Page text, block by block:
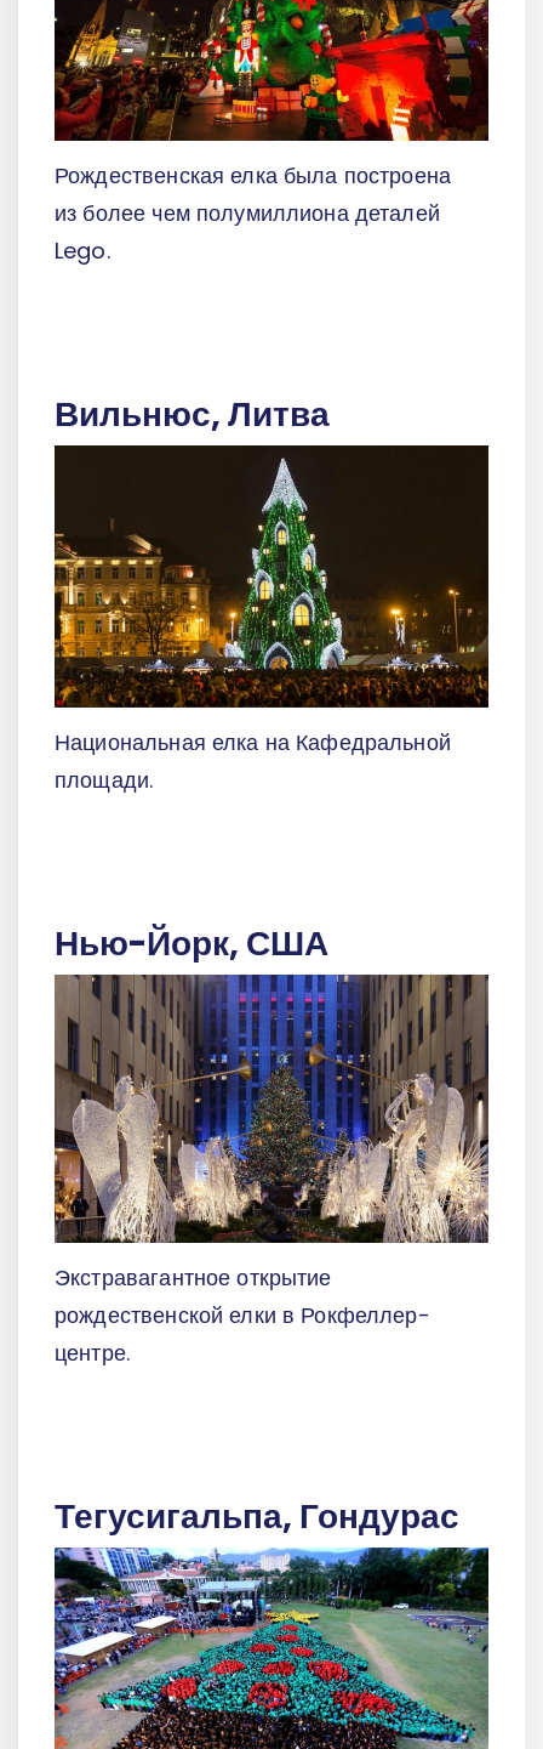
Рождественская елка была построена
из более чем полумиллиона деталей
Lego.
Вильнюс, Литва
Национальная елка на Кафедральной
площади.
Нью-Йорк, США
Экстравагантное открытие
рождественской елки в Рокфеллер-
центре.
Тегусигальпа, Гондурас